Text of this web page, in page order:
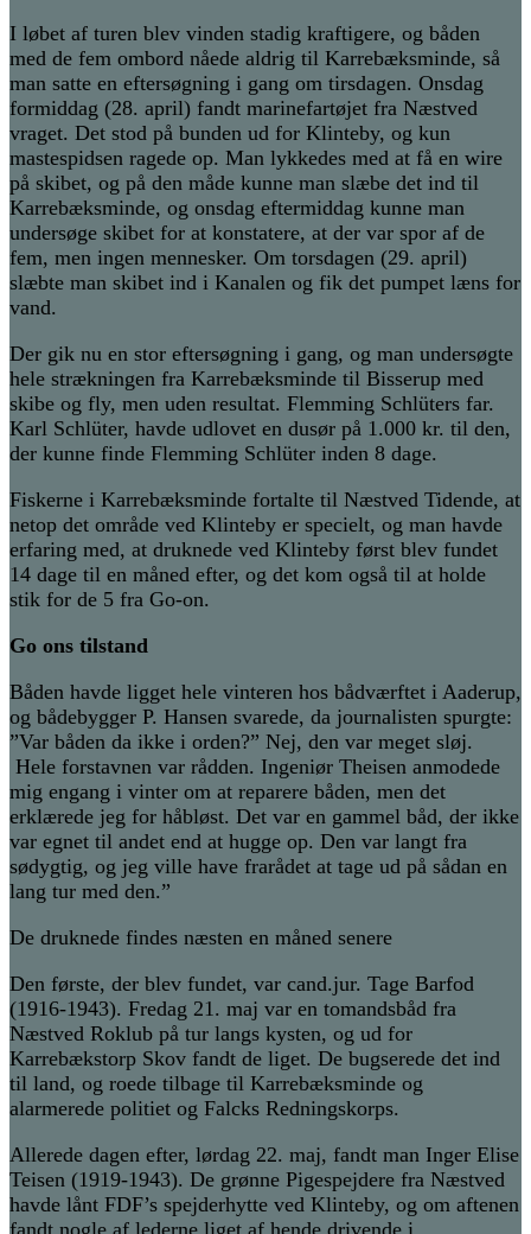
I løbet af turen blev vinden stadig kraftigere, og båden
med de fem ombord nåede aldrig til Karrebæksminde, så
man satte en eftersøgning i gang om tirsdagen. Onsdag
formiddag (28. april) fandt marinefartøjet fra Næstved
vraget. Det stod på bunden ud for Klinteby, og kun
mastespidsen ragede op. Man lykkedes med at få en wire
på skibet, og på den måde kunne man slæbe det ind til
Karrebæksminde, og onsdag eftermiddag kunne man
undersøge skibet for at konstatere, at der var spor af de
fem, men ingen mennesker. Om torsdagen (29. april)
slæbte man skibet ind i Kanalen og fik det pumpet læns for
vand.
Der gik nu en stor eftersøgning i gang, og man undersøgte
hele strækningen fra Karrebæksminde til Bisserup med
skibe og fly, men uden resultat. Flemming Schlüters far.
Karl Schlüter, havde udlovet en dusør på 1.000 kr. til den,
der kunne finde Flemming Schlüter inden 8 dage.
Fiskerne i Karrebæksminde fortalte til Næstved Tidende, at
netop det område ved Klinteby er specielt, og man havde
erfaring med, at druknede ved Klinteby først blev fundet
14 dage til en måned efter, og det kom også til at holde
stik for de 5 fra Go-on.
Go ons tilstand
Båden havde ligget hele vinteren hos bådværftet i Aaderup,
og bådebygger P. Hansen svarede, da journalisten spurgte:
”Var båden da ikke i orden?” Nej, den var meget sløj.
Hele forstavnen var rådden. Ingeniør Theisen anmodede
mig engang i vinter om at reparere båden, men det
erklærede jeg for håbløst. Det var en gammel båd, der ikke
var egnet til andet end at hugge op. Den var langt fra
sødygtig, og jeg ville have frarådet at tage ud på sådan en
lang tur med den.”
De druknede findes næsten en måned senere
Den første, der blev fundet, var cand.jur. Tage Barfod
(1916-1943). Fredag 21. maj var en tomandsbåd fra
Næstved Roklub på tur langs kysten, og ud for
Karrebækstorp Skov fandt de liget. De bugserede det ind
til land, og roede tilbage til Karrebæksminde og
alarmerede politiet og Falcks Redningskorps.
Allerede dagen efter, lørdag 22. maj, fandt man Inger Elise
Teisen (1919-1943). De grønne Pigespejdere fra Næstved
havde lånt FDF’s spejderhytte ved Klinteby, og om aftenen
fandt nogle af lederne liget af hende drivende i